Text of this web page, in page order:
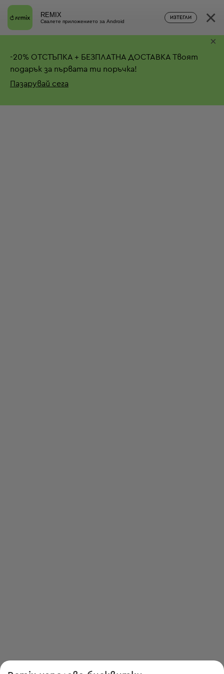
REMIX
Свалете приложението за Android
ИЗТЕГЛИ ×
-20% ОТСТЪПКА + БЕЗПЛАТНА ДОСТАВКА Твоят
подарък за първата ти поръчка!
Пазарувай сега
×